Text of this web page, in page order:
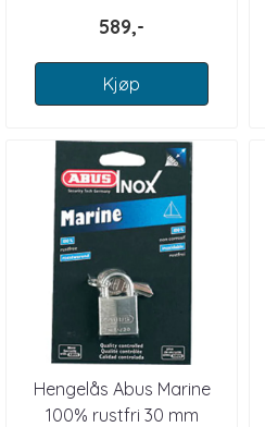
589,-
Kjøp
Hengelås Abus Marine
100% rustfri 30 mm